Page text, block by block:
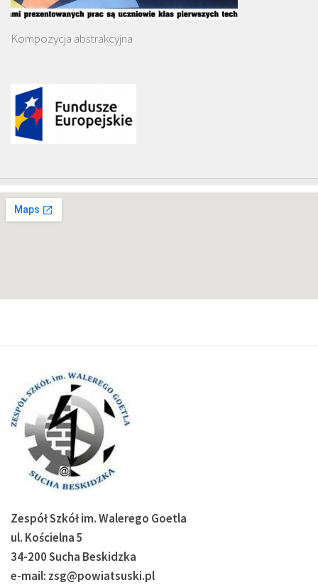
Kompozycja abstrakcyjna
Zespół Szkół im. Walerego Goetla
ul. Kościelna 5
34-200 Sucha Beskidzka
e-mail: zsg@powiatsuski.pl